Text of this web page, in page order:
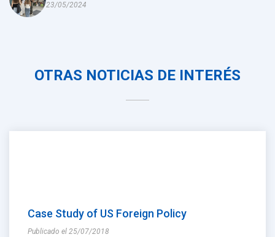
23/05/2024
OTRAS NOTICIAS DE INTERÉS
Case Study of US Foreign Policy
Publicado el 25/07/2018